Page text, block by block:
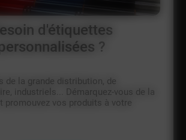
d'étiquettes
?
de la grande distribution, de
industriels... Démarquez-vous de la
promouvez vos produits à votre